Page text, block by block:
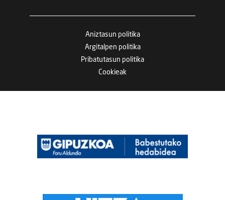
Aniztasun politika
Argitalpen politika
Pribatutasun politika
Cookieak